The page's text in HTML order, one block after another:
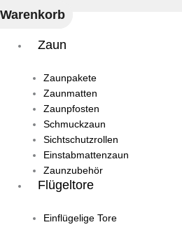
Warenkorb
Zaun
Zaunpakete
Zaunmatten
Zaunpfosten
Schmuckzaun
Sichtschutzrollen
Einstabmattenzaun
Zaunzubehör
Flügeltore
Einflügelige Tore